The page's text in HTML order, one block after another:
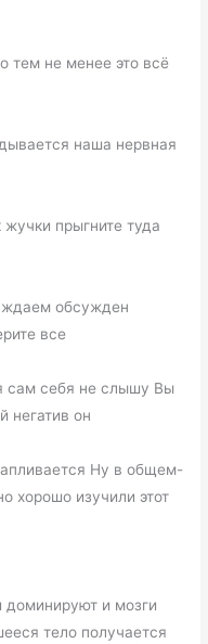
тем не менее это всё
наша нервная
прыгните туда
обсужден
все
сам себя не слышу Вы
негатив он
Ну в общем-
хорошо изучили этот
доминируют и мозги
тело получается